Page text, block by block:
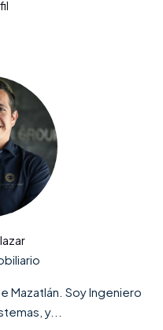
Mazatlán. Soy Ingeniero
y...